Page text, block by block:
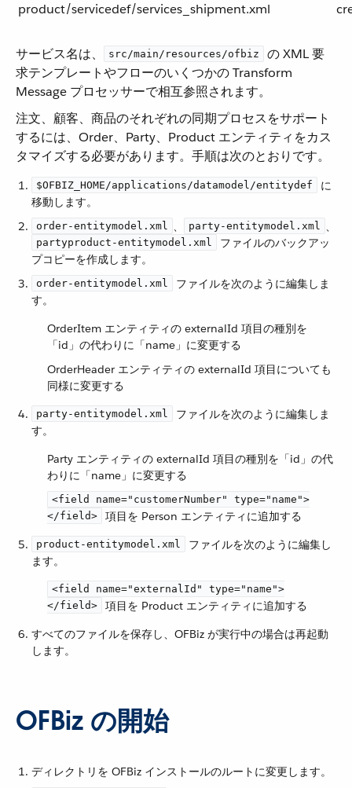
product/servicedef/services_shipment.xml
サービス名は、​ src/main/resources/ofbiz
​ の XML 要
求テンプレートやフローのいくつかの Transform
Message プロセッサーで相互参照されます。
注文、顧客、商品のそれぞれの同期プロセスをサポート
するには、Order、Party、Product エンティティをカス
タマイズする必要があります。手順は次のとおりです。
$OFBIZ_HOME/applications/datamodel/entitydef
​ に
移動します。
order-entitymodel.xml ​、​ party-entitymodel.xml ​、​
partyproduct-entitymodel.xml
​ ファイルのバックアッ
プコピーを作成します。
order-entitymodel.xml
​ ファイルを次のように編集しま
す。
OrderItem エンティティの externalId 項目の種別を
「id」の代わりに「name」に変更する
OrderHeader エンティティの externalId 項目についても
同様に変更する
party-entitymodel.xml
​ ファイルを次のように編集しま
す。
Party エンティティの externalId 項目の種別を「id」の代
わりに「name」に変更する
<field name="customerNumber" type="name">
</field>
​ 項目を Person エンティティに追加する
product-entitymodel.xml
​ ファイルを次のように編集し
ます。
<field name="externalId" type="name">
</field>
​ 項目を Product エンティティに追加する
すべてのファイルを保存し、OFBiz が実行中の場合は再起動
します。
OFBiz の開始
ディレクトリを OFBiz インストールのルートに変更します。